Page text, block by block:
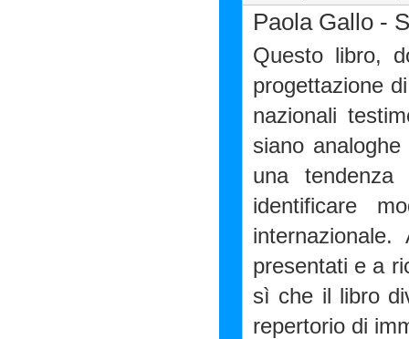
Paola Gallo -
Questo libro,
progettazione
nazionali
siano
una tendenza
identificare
presentati e a
sì che il libro
repertorio di